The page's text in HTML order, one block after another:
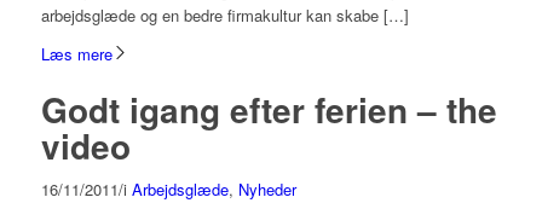
arbejdsglæde og en bedre firmakultur kan skabe […]
Læs mere
Godt igang efter ferien – the
video
16/11/2011/i Arbejdsglæde, Nyheder